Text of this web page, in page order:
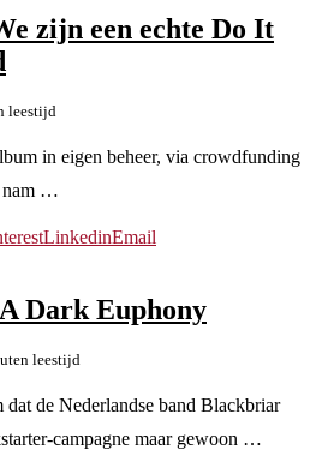
zijn een echte Do It
leestijd
in eigen beheer, via crowdfunding
nam …
LinkedinEmail
Dark Euphony
leestijd
dat de Nederlandse band Blackbriar
campagne maar gewoon …